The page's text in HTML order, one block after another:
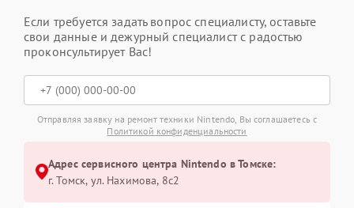
Если требуется задать вопрос специалисту, оставьте
свои данные и дежурный специалист с радостью
проконсультирует Вас!
Отправляя заявку на ремонт техники Nintendo, Вы соглашаетесь с
Политикой конфиденциальности
Адрес сервисного центра Nintendo в Томске:
г. Томск, ул. Нахимова, 8с2